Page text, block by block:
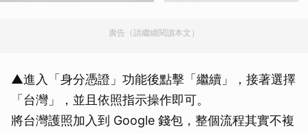
廣告（請繼續閱讀本文）
▲進入「身分憑證」功能後點擊「繼續」，接著選擇
「台灣」，並且依照指示操作即可。
將台灣護照加入到 Google 錢包，整個流程其實不複